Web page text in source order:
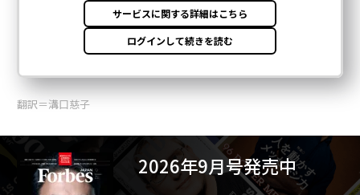
翻訳＝溝口慈子
2026年9月号発売中